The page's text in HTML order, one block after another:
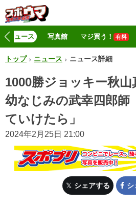
ニュース 写真館 マジ買う！ 有料
トップ ニュース ニュース詳細
1000勝ジョッキー秋
幼なじみの武幸四郎師
ていけたら」
2024年2月25日 21:00
シェアする シ